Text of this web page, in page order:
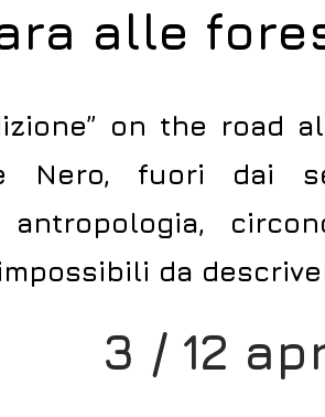
alle
on the road
Nero, fuori dai
antropologia,
da
3 / 12